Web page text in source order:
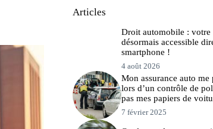
Articles
Droit automobile : votre
désormais accessible
smartphone !
4 août 2026
Mon assurance auto me
lors d’un contrôle de
pas mes papiers de
7 février 2025